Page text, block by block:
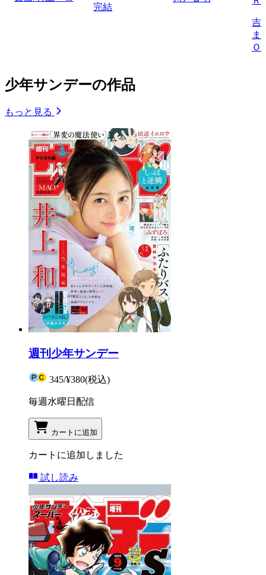
完結
吉
ま
Ｏ
少年サンデーの作品
もっと見る
週刊少年サンデー
345/¥380(税込)
毎週水曜日配信
カートに追加
カートに追加しました
試し読み